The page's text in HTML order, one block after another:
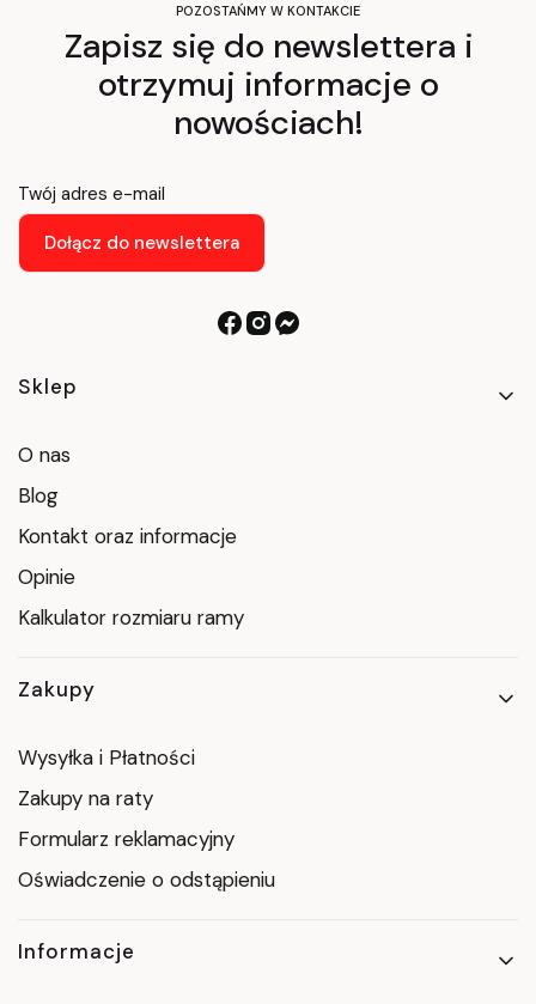
POZOSTAŃMY W KONTAKCIE
Zapisz się do newslettera i
otrzymuj informacje o
nowościach!
Twój adres e-mail
Dołącz do newslettera
Linki w stopce
Sklep
O nas
Blog
Kontakt oraz informacje
Opinie
Kalkulator rozmiaru ramy
Zakupy
Wysyłka i Płatności
Zakupy na raty
Formularz reklamacyjny
Oświadczenie o odstąpieniu
Informacje